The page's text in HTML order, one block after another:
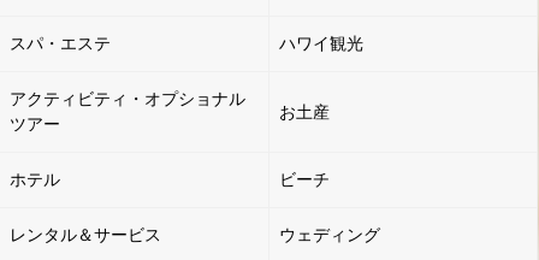
スパ・エステ ハワイ観光
アクティビティ・オプショナル
ツアー
お土産
ホテル ビーチ
レンタル＆サービス ウェディング